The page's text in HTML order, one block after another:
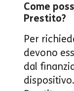
Come
Prestito?
Per
devono
dal